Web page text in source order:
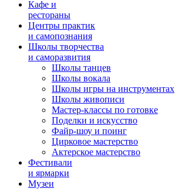
Кафе и
рестораны
Центры практик
и самопознания
Школы творчества
и саморазвития
Школы танцев
Школы вокала
Школы игры на инструментах
Школы живописи
Мастер-классы по готовке
Поделки и искусство
Файр-шоу и поинг
Цирковое мастерство
Актерское мастерство
Фестивали
и ярмарки
Музеи